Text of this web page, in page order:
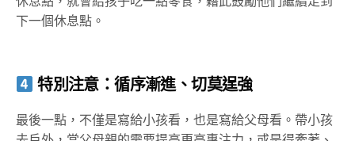
下一個休息點。
特別注意：循序漸進、切莫逞強
最後一點，不僅是寫給小孩看，也是寫給父母看。帶小孩